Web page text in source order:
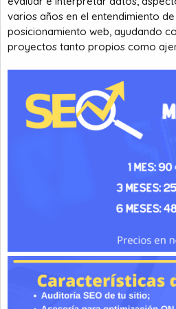
varios años en el entendimiento
posicionamiento web, ayudando
proyectos tanto propios como